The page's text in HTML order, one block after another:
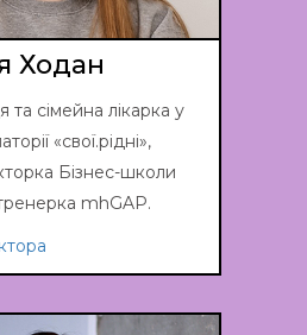
Ходан
та сімейна лікарка у
«свої.рідні»,
Бізнес-школи
mhGAP.